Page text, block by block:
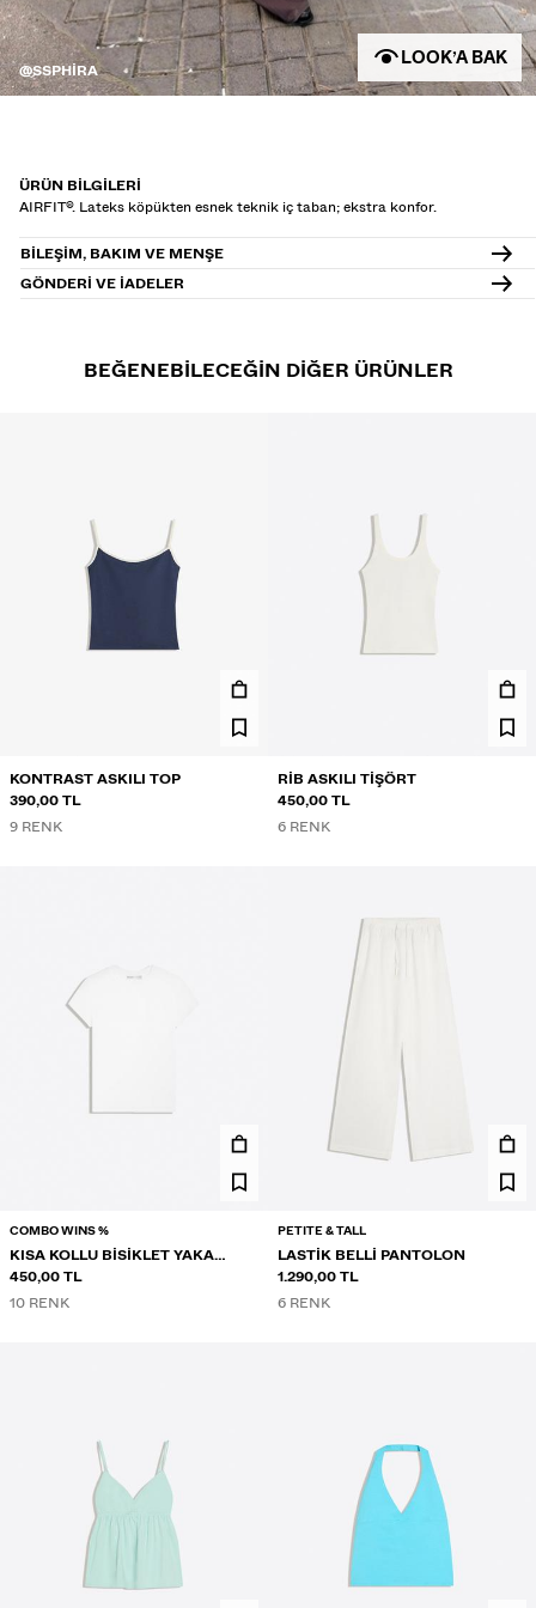
@SSPHIRA
LOOK’A BAK
ÜRÜN BILGILERI
AIRFIT®. Lateks köpükten esnek teknik iç taban; ekstra konfor.
BILEŞIM, BAKIM VE MENŞE
GÖNDERI VE IADELER
BEĞENEBILECEĞIN DIĞER ÜRÜNLER
KONTRAST ASKILI TOP
390,00 TL
9 RENK
RIB ASKILI TIŞÖRT
450,00 TL
6 RENK
COMBO WINS %
KISA KOLLU BISIKLET YAKA
TIŞÖRT
450,00 TL
10 RENK
PETITE & TALL
LASTIK BELLI PANTOLON
1.290,00 TL
6 RENK